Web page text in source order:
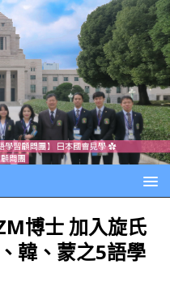
博士 加入旋氏
韓、蒙之5語學